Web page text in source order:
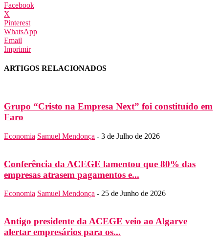
Facebook
X
Pinterest
WhatsApp
Email
Imprimir
ARTIGOS RELACIONADOS
Grupo “Cristo na Empresa Next” foi constituído em
Faro
Economia Samuel Mendonça - 3 de Julho de 2026
Conferência da ACEGE lamentou que 80% das
empresas atrasem pagamentos e...
Economia Samuel Mendonça - 25 de Junho de 2026
Antigo presidente da ACEGE veio ao Algarve
alertar empresários para os...